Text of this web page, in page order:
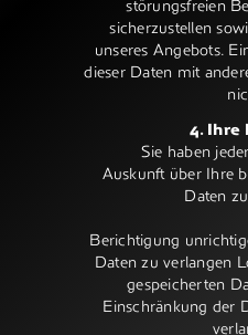
störungsfreien
sicherzustellen
unseres Angebots.
dieser Daten mit
4. Ihre
Sie haben
Auskunft über Ihre
Daten
Berichtigung
Daten zu verlangen
gespeicherten
Einschränkung der